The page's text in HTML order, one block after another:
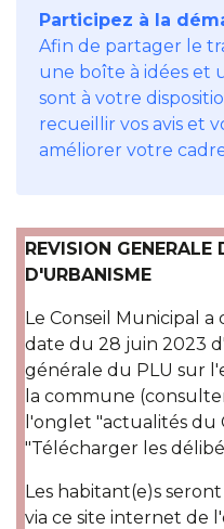
Participez à la
Afin de partager le
une boîte à idées et
sont à votre
recueillir vos avis et
améliorer votre
REVISION GENERALE
D'URBANISME
Le Conseil Municipal
date du 28 juin 2023
générale du PLU sur
la commune
l'onglet "actualités du
"Télécharger les
Les habitant(e)s
via ce site internet de